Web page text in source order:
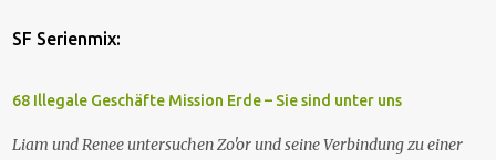
SF Serienmix:
68 Illegale Geschäfte Mission Erde – Sie sind unter uns
Liam und Renee untersuchen Zo'or und seine Verbindung zu einer